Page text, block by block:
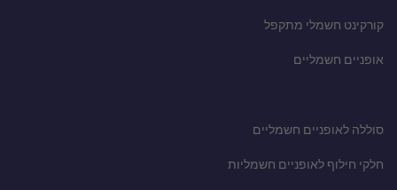
קורקינט חשמלי מתקפל
אופניים חשמליים
סוללה לאופניים חשמליים
חלקי חילוף לאופניים חשמליות